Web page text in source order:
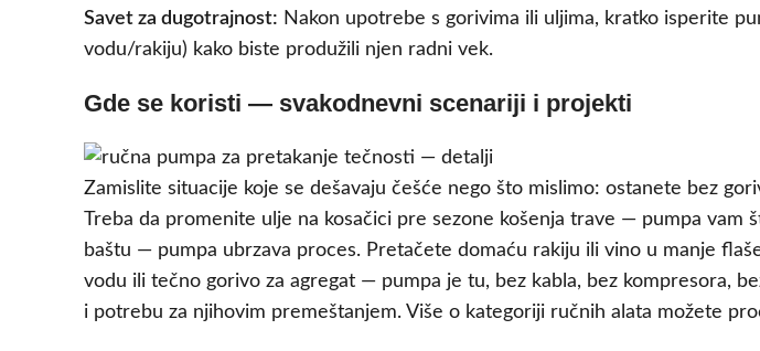
Savet za dugotrajnost: Nakon upotrebe s gorivima ili uljima, kratko isperite
vodu/rakiju) kako biste produžili njen radni vek.
Gde se koristi — svakodnevni scenariji i projekti
Zamislite situacije koje se dešavaju češće nego što mislimo: ostanete bez
Treba da promenite ulje na kosačici pre sezone košenja trave — pumpa
baštu — pumpa ubrzava proces. Pretačete domaću rakiju ili vino u manje
vodu ili tečno gorivo za agregat — pumpa je tu, bez kabla, bez kompresora,
i potrebu za njihovim premeštanjem. Više o kategoriji ručnih alata možete